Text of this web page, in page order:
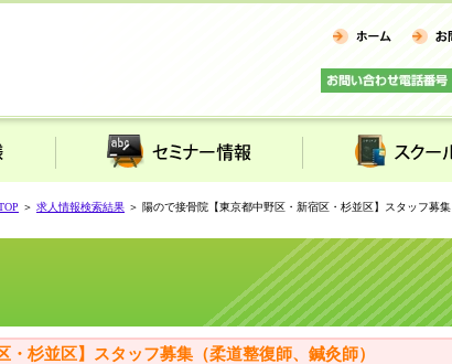
＞ 求人情報検索結果 ＞ 陽ので接骨院【東京都中野区・新宿区・杉並区】スタッフ募集
杉並区】スタッフ募集（柔道整復師、鍼灸師）